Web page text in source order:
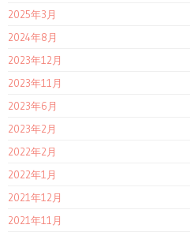
2025年3月
2024年8月
2023年12月
2023年11月
2023年6月
2023年2月
2022年2月
2022年1月
2021年12月
2021年11月